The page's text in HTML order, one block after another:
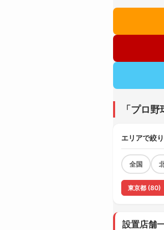
「プロ
エリアで絞
全国
東京都 (80)
設置店舗